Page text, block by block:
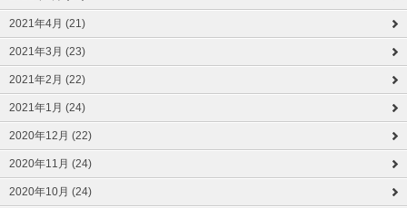
2021年4月 (21)
2021年3月 (23)
2021年2月 (22)
2021年1月 (24)
2020年12月 (22)
2020年11月 (24)
2020年10月 (24)